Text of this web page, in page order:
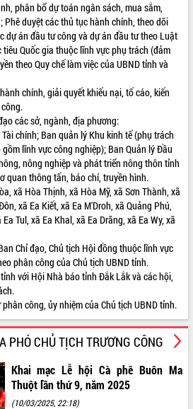
phân bổ dự toán ngân sách, mua sắm,
Phê duyệt các thủ tục hành chính, theo dõi
dự án đầu tư công và dự án đầu tư theo Luật
Quốc gia thuộc lĩnh vực phụ trách (đảm
theo Quy chế làm việc của UBND tỉnh và
chính, giải quyết khiếu nại, tố cáo, kiến
các sở, ngành, địa phương:
chính; Ban quản lý Khu kinh tế (phụ trách
lĩnh vực công nghiệp); Ban Quản lý Đầu
nông nghiệp và phát triển nông thôn tỉnh
quan thông tấn, báo chí, truyền hình.
xã Hòa Thịnh, xã Hòa Mỹ, xã Sơn Thành, xã
xã Ea Kiết, xã Ea M'Droh, xã Quảng Phú,
Tul, xã Ea Khal, xã Ea Drăng, xã Ea Wy, xã
Chỉ đạo, Chủ tịch Hội đồng thuộc lĩnh vực
phân công của Chủ tịch UBND tỉnh.
với Hội Nhà báo tỉnh Đắk Lắk và các hội,
công, ủy nhiệm của Chủ tịch UBND tỉnh.
PHÓ CHỦ TỊCH TRƯƠNG CÔNG
Khai mạc Lễ hội Cà phê Buôn Ma
Thuột lần thứ 9, năm 2025
(10/03/2025, 22:18)